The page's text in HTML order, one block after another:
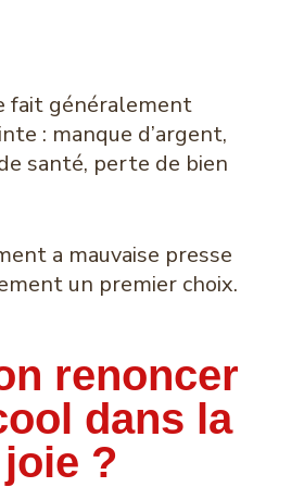
fait généralement
: manque d’argent,
santé, perte de bien
a mauvaise presse
un premier choix.
renoncer
dans la
joie ?